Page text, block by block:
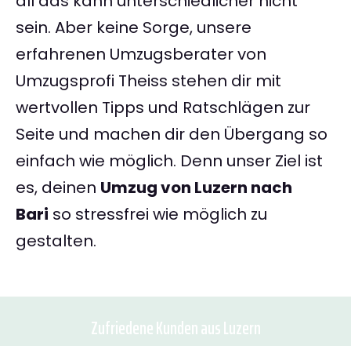
sein. Aber keine Sorge, unsere
erfahrenen Umzugsberater von
Umzugsprofi Theiss stehen dir mit
wertvollen Tipps und Ratschlägen zur
Seite und machen dir den Übergang so
einfach wie möglich. Denn unser Ziel ist
es, deinen Umzug von Luzern nach
Bari so stressfrei wie möglich zu
gestalten.
Zufriedene Kunden aus Luzern